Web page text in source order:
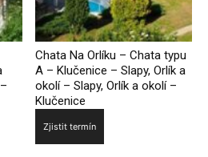
Chata Na Orlíku – Chata typu
A – Klučenice – Slapy, Orlík a
okolí – Slapy, Orlík a okolí –
Klučenice
Zjistit termín